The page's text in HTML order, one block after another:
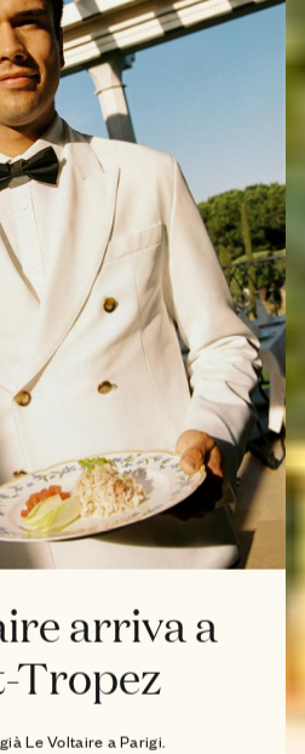
arriva a
Tropez
Le Voltaire a Parigi.